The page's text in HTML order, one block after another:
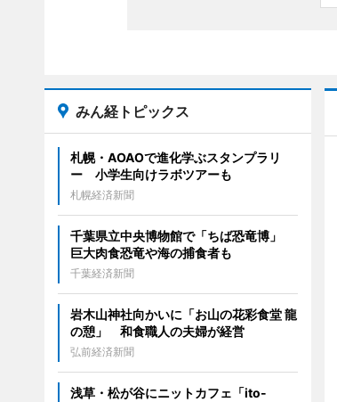
みん経トピックス
札幌・AOAOで進化学ぶスタンプラリ
ー 小学生向けラボツアーも
札幌経済新聞
千葉県立中央博物館で「ちば恐竜博」
巨大肉食恐竜や海の捕食者も
千葉経済新聞
岩木山神社向かいに「お山の花彩食堂 龍
の憩」 和食職人の夫婦が経営
弘前経済新聞
浅草・松が谷にニットカフェ「ito-